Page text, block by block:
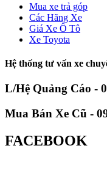
Mua xe trả góp
Các Hãng Xe
Giá Xe Ô Tô
Xe Toyota
Hệ thống tư vấn xe
L/Hệ Quảng Cáo -
Mua Bán Xe Cũ -
FACEBOOK